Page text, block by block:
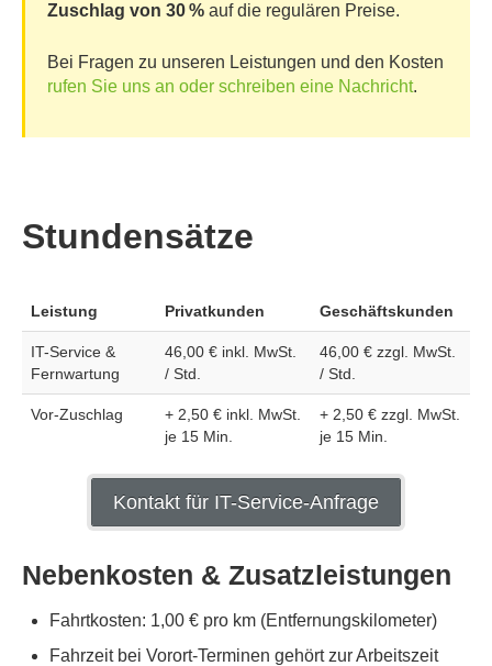
Zuschlag von 30 % auf die regulären Preise.
Bei Fragen zu unseren Leistungen und den Kosten
rufen Sie uns an oder schreiben eine Nachricht.
Stundensätze
Leistung Privatkunden Geschäftskunden
IT-Service &
Fernwartung
46,00 € inkl. MwSt.
/ Std.
46,00 € zzgl. MwSt.
/ Std.
Vor-Zuschlag
+ 2,50 € inkl. MwSt.
je 15 Min.
+ 2,50 € zzgl. MwSt.
je 15 Min.
Kontakt für IT-Service-Anfrage
Nebenkosten & Zusatzleistungen
Fahrtkosten: 1,00 € pro km (Entfernungskilometer)
Fahrzeit bei Vorort-Terminen gehört zur Arbeitszeit